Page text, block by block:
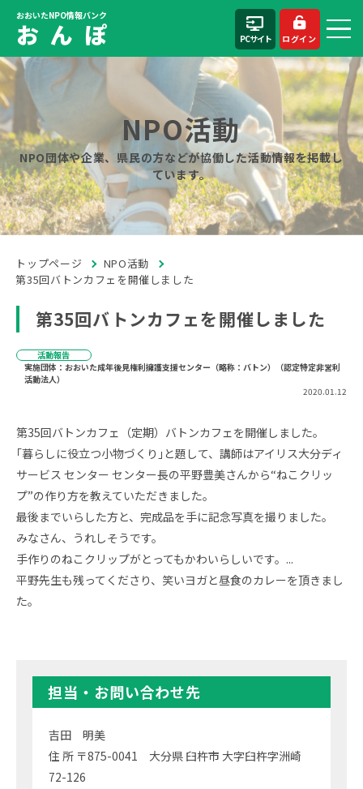
おおいたNPO情報バンク
お ん ぽ PCサイト ログイン
NPO活動
NPO団体や企業、県民の方などが協働した活動情報を掲載し
ています。
トップページ
NPO活動
第35回バトンカフェを開催しました
第35回バトンカフェを開催しました
活動報告
実施団体：おおいた成年後見権利擁護支援センター（略称：バトン）（認定特定非営利
活動法人）
2020.01.12
第35回バトンカフェ（定期）バトンカフェを開催しました。
｢暮らしに役立つ小物づくり｣と題して、講師はアイリス大分ディ
サービス センター センター長の平野豊美さんから“ねこクリッ
プ”の作り方を教えていただきました。
最後までいらした方と、完成品を手に記念写真を撮りました。
みなさん、うれしそうです。
手作りのねこクリップがとってもかわいらしいです。...
平野先生も残ってくださり、笑いヨガと昼食のカレーを頂きまし
た。
担当・お問い合わせ先
吉田 明美
住 所 〒875-0041 大分県 臼杵市 大字臼杵字洲崎
72-126